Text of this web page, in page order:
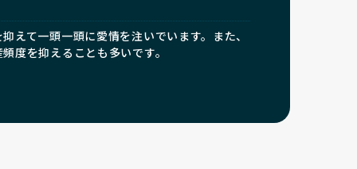
えて一頭一頭に愛情を注いでいます。また、
度を抑えることも多いです。